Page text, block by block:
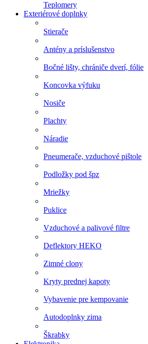
Teplomery
Exteriérové doplnky
Stierače
Antény a príslušenstvo
Bočné lišty, chrániče dverí, fólie
Koncovka výfuku
Nosiče
Plachty
Náradie
Pneumerače, vzduchové pištole
Podložky pod špz
Mriežky
Puklice
Vzduchové a palivové filtre
Deflektory HEKO
Zimné clony
Kryty prednej kapoty
Vybavenie pre kempovanie
Autodoplnky zima
Škrabky